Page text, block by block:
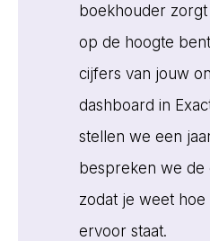
boekhouder
op de hoogte
cijfers van jouw
dashboard in
stellen we een
bespreken we de
zodat je weet
ervoor staat.